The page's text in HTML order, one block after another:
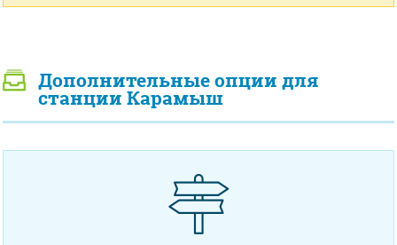
Дополнительные опции для
станции Карамыш